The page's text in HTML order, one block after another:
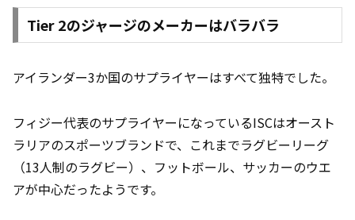
Tier 2のジャージのメーカーはバラバラ
アイランダー3か国のサプライヤーはすべて独特でした。
フィジー代表のサプライヤーになっているISCはオースト
ラリアのスポーツブランドで、これまでラグビーリーグ
（13人制のラグビー）、フットボール、サッカーのウエ
アが中心だったようです。